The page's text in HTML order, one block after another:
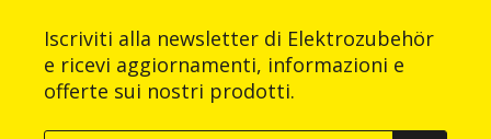
Iscriviti alla newsletter di Elektrozubehör
e ricevi aggiornamenti, informazioni e
offerte sui nostri prodotti.